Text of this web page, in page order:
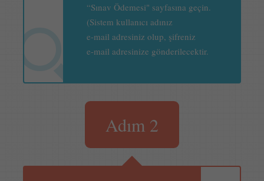
“Sınav Ödemesi" sayfasına geçin.
(Sistem kullanıcı adınız
e-mail adresiniz olup, şifreniz
e-mail adresinize gönderilecektir.
Adım 2